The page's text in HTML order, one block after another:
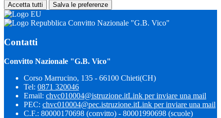
Accetta tutti Salva le preferenze
Convitto Nazionale "G.B. Vico"
Contatti
Convitto Nazionale "G.B. Vico"
Corso Marrucino, 135 - 66100 Chieti(CH)
Tel: 0871 320046
Email: chvc010004@istruzione.itLink per inviare una mail
PEC: chvc010004@pec.istruzione.itLink per inviare una mail
C.F.: 80000170698 (convitto) - 80001990698 (scuole)